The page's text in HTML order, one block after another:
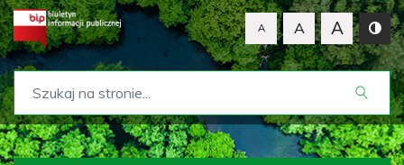
A A A